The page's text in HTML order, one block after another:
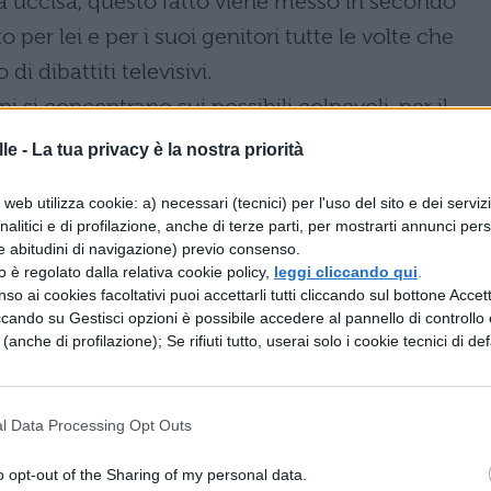
- La tua privacy è la nostra priorità
utilizza cookie: a) necessari (tecnici) per l'uso del sito e dei
e di profilazione, anche di terze parti, per mostrarti annunci
abitudini di navigazione) previo consenso.
è regolato dalla relativa cookie policy, leggi cliccando qui
ai cookies facoltativi puoi accettarli tutti cliccando sul bottone
su Gestisci opzioni è possibile accedere al pannello di controllo
di profilazione); Se rifiuti tutto, userai solo i cookie tecnici di
Data Processing Opt Outs
opt-out of the Sharing of my personal data.
per lei e per i suoi genitori tutte le volte che
di dibattiti televisivi.
si concentrano sui possibili colpevoli, per il
sono stati scoperti e puniti. Ma, una volta
le porte del mondo dello spettacolo. Di Erika
filosofia, sul fatto che le piacciono i cavalli, e
sua compagna di cella, la quale ha
a lei. Omar stesso è stato intervistato in
una vittima manipolata dalla ragazza, e la sua
persona meravigliosa ha la fortuna di avere
con il suo bambino sono stati massacrati,
dei personaggi televisivi.
nei programmi televisivi è l’omicidio